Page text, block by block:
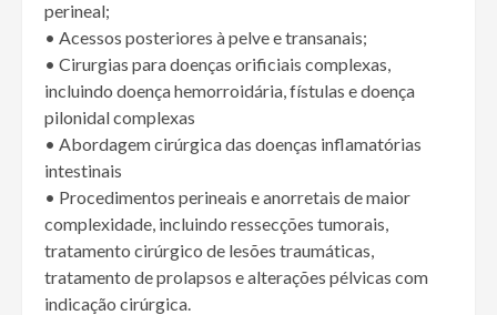
perineal;
• Acessos posteriores à pelve e transanais;
• Cirurgias para doenças orificiais complexas,
incluindo doença hemorroidária, fístulas e doença
pilonidal complexas
• Abordagem cirúrgica das doenças inflamatórias
intestinais
• Procedimentos perineais e anorretais de maior
complexidade, incluindo ressecções tumorais,
tratamento cirúrgico de lesões traumáticas,
tratamento de prolapsos e alterações pélvicas com
indicação cirúrgica.